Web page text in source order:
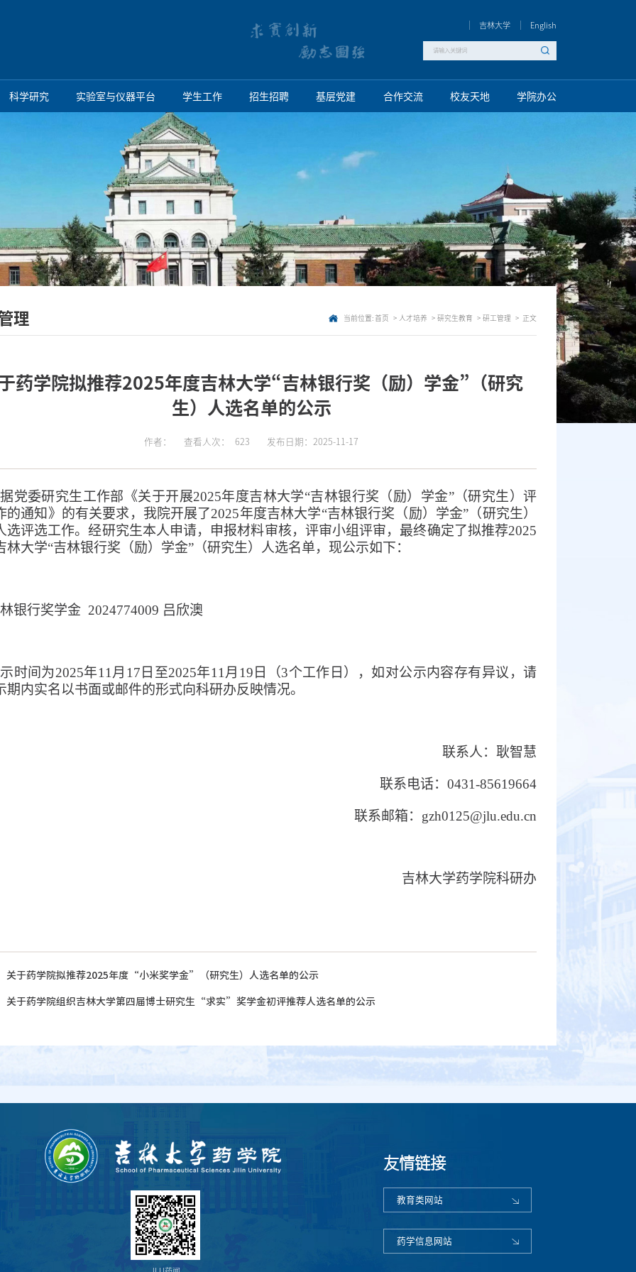
吉林大学 English
科学研究 实验室与仪器平台 学生工作 招生招聘 基层党建 合作交流 校友天地 学院办公
理 当前位置: 首页 人才培养 研究生教育 研工管理 正文
药学院拟推荐2025年度吉林大学“吉林银行奖（励）学金”（研究
生）人选名单的公示
作者： 查看人次： 623 发布日期：2025-11-17
党委研究生工作部《关于开展2025年度吉林大学“吉林银行奖（励）学金”（研究生）评
的通知》的有关要求，我院开展了2025年度吉林大学“吉林银行奖（励）学金” （研究生）
选评选工作。经研究生本人申请，申报材料审核，评审小组评审，最终确定了拟推荐2025
林大学“吉林银行奖（励）学金”（研究生） 人选名单，现公示如下：
银行奖学金 2024774009 吕欣澳
时间为2025年11月 17 日至2025年11月 19 日（3个工作日），如对公示内容存有异议，请
期内实名以书面或邮件的形式向科研办反映情况。
联系人：耿智慧
联系电话： 0431-85619664
联系邮箱： gzh0125@jlu.edu.cn
吉林大学药学院科研办
关于药学院拟推荐2025年度“小米奖学金”（研究生）人选名单的公示
关于药学院组织吉林大学第四届博士研究生“求实”奖学金初评推荐人选名单的公示
友情链接
教育类网站
药学信息网站